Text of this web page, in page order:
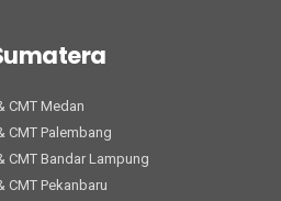
CMT Medan
CMT Palembang
CMT Bandar Lampung
CMT Pekanbaru